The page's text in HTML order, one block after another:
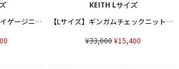
【Lサイズ】スプリングハイゲージニット
KEITH Lサイズ
【Lサイズ】ギンガムチェックニットカーディガン
¥33,000¥15,400